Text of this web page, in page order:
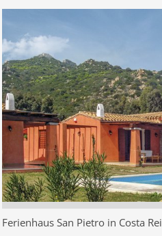
Ferienhaus San Pietro in Costa Rei